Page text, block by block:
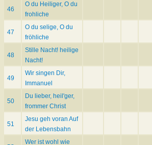
46
O du Heiliger, O du
frohliche
47
O du selige, O du
fröhliche
48
Stille Nacht! heilige
Nacht!
49
Wir singen Dir,
Immanuel
50
Du lieber, heil'ger,
frommer Christ
51
Jesu geh voran Auf
der Lebensbahn
Wer ist wohl wie